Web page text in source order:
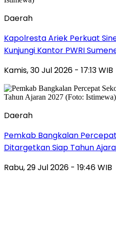
Daerah
Kapolresta Ariek Perkuat
Kunjungi Kantor PWRI
Kamis, 30 Jul 2026 - 17:13 WIB
Daerah
Pemkab Bangkalan
Ditargetkan Siap Tahun
Rabu, 29 Jul 2026 - 19:46 WIB